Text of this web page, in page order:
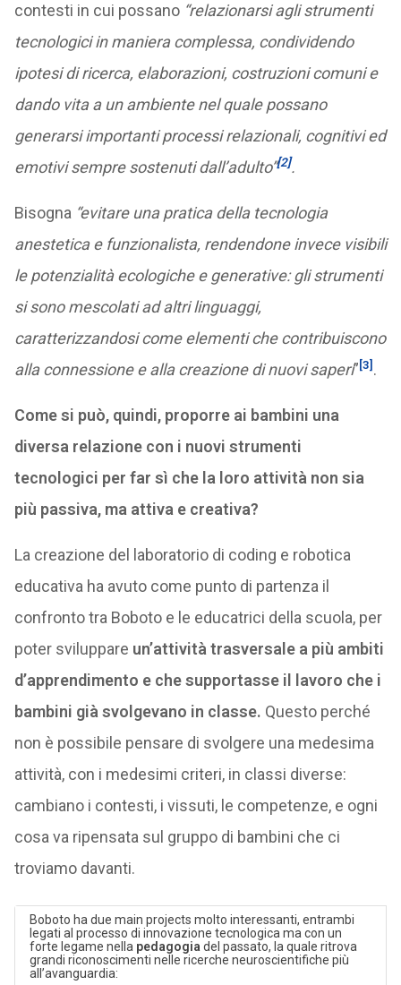
contesti in cui possano“relazionarsi agli strumenti
tecnologici in maniera complessa, condividendo
ipotesi di ricerca, elaborazioni, costruzioni comuni e
dando vita a un ambiente nel quale possano
generarsi importanti processi relazionali, cognitivi ed
emotivi sempre sostenuti dall’adulto”[2].
Bisogna “evitare una pratica della tecnologia
anestetica e funzionalista, rendendone invece visibili
le potenzialità ecologiche e generative: gli strumenti
si sono mescolati ad altri linguaggi,
caratterizzandosi come elementi che contribuiscono
alla connessione e alla creazione di nuovi saperi”[3] .
Come si può, quindi, proporre ai bambini una
diversa relazione con i nuovi strumenti
tecnologici per far sì che la loro attività non sia
più passiva, ma attiva e creativa?
La creazione del laboratorio di coding e robotica
educativa ha avuto come punto di partenza il
confronto tra Boboto e le educatrici della scuola, per
poter sviluppare un’attività trasversale a più ambiti
d’apprendimento e che supportasse il lavoro che i
bambini già svolgevano in classe. Questo perché
non è possibile pensare di svolgere una medesima
attività, con i medesimi criteri, in classi diverse:
cambiano i contesti, i vissuti, le competenze, e ogni
cosa va ripensata sul gruppo di bambini che ci
troviamo davanti.
Boboto ha due main projects molto interessanti, entrambi
legati al processo di innovazione tecnologica ma con un
forte legame nella pedagogia del passato, la quale ritrova
grandi riconoscimenti nelle ricerche neuroscientifiche più
all’avanguardia: